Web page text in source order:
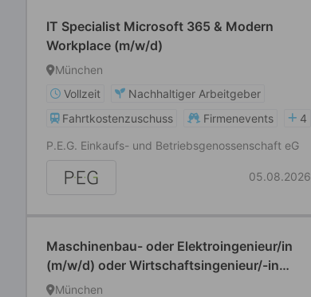
IT Specialist Microsoft 365 & Modern
Workplace (m/w/d)
München
Vollzeit
Nachhaltiger Arbeitgeber
Fahrtkostenzuschuss
Firmenevents
4
P.E.G. Einkaufs- und Betriebsgenossenschaft eG
05.08.2026
Maschinenbau- oder Elektroingenieur/in
(m/w/d) oder Wirtschaftsingenieur/-in
(m/w/d) oder Informatiker/in (m/w/d) oder
München